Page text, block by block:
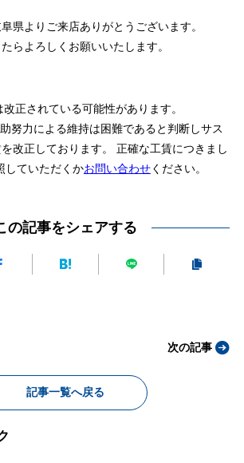
県よりご来店ありがとうございます。
らよろしくお願いいたします。
正されている可能性があります。
努力による維持は困難であると判断しサス
改正しております。 正確な工賃につきまし
していただくかお問い合わせください。
の記事をシェアする
記事一覧へ戻る
次の記事